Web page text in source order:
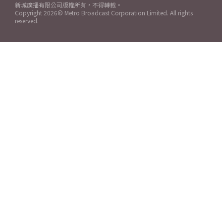
新城廣播有限公司版權所有，不得轉載。
Copyright 2026© Metro Broadcast Corporation Limited. All rights
reserved.